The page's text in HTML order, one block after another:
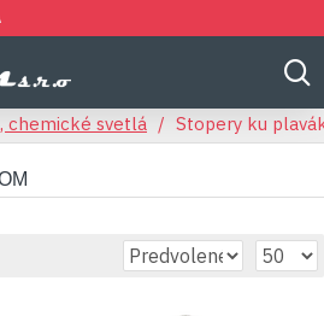
chemické svetlá Stopery ku